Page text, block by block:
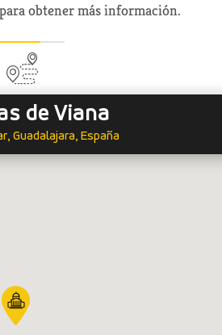
obtener más información.
de Viana
Guadalajara, España